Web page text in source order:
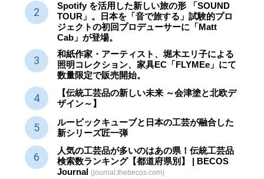
Spotify を活用した新しい旅の形 「SOUND
TOUR」。日本を「音で旅する」試験的プロ
ジェクトの初回プロデューサーに「Matt
Cab」が登場。
和紙作家・アーティスト、堀木エリ子による
照明コレクション、家具EC「FLYMEe」にて
数量限定で販売開始。
【伝統工芸品の新しい未来 ～会津塗と北欧デ
ザイン～】
ルービックキューブと日本の工芸が融合した
新シリーズ匠一弾
人気の工芸品が多いのはあの県！伝統工芸品
検索数ランキング【都道府県別】 | BECOS
Journal (journal.thebecos.com)